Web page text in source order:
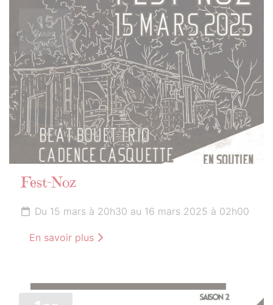
15
MARS
2025
Fest-Noz
Du 15 mars à 20h30 au 16 mars 2025 à 02h00
En savoir plus